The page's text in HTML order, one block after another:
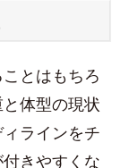
とはもちろ
体型の現状
ラインをチ
きやすくな